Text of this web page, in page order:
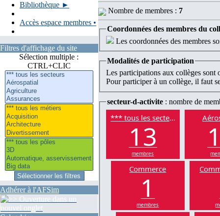
Bibliothèque ►
Accès espace membres •
Filtres d'affichage du site
Sélection multiple :
CTRL+CLIC
Adhérer à l'AFSim
Nombre de membres : 7
Coordonnées des membres du
Les coordonnées des membres
Modalités de participation
Les participations aux collèges sont
Pour participer à un collège, il faut
secteur-d-activite : nombre de
*** tous les secteurs
13
membres
Commerce
1
membres